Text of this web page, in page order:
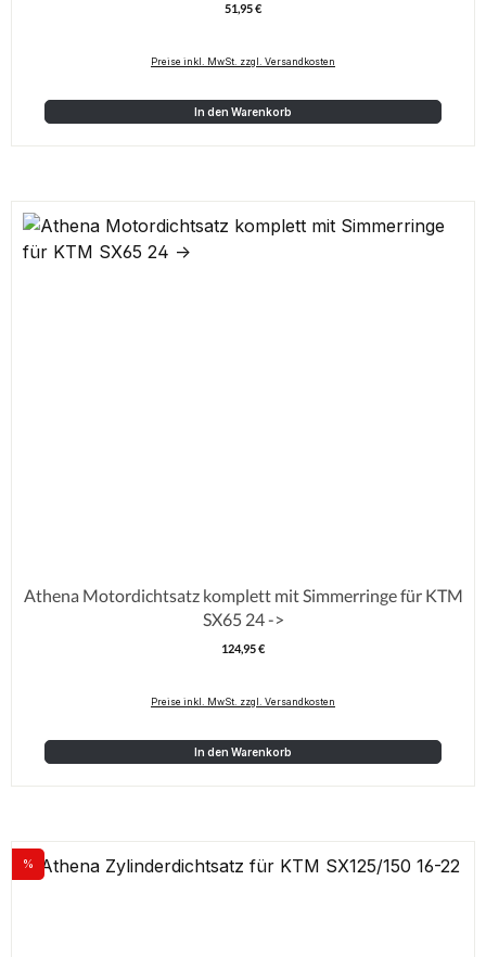
Regulärer Preis:
51,95 €
Preise inkl. MwSt. zzgl. Versandkosten
In den Warenkorb
Athena Motordichtsatz komplett mit Simmerringe für KTM
SX65 24 ->
Regulärer Preis:
124,95 €
Preise inkl. MwSt. zzgl. Versandkosten
In den Warenkorb
Rabatt
%